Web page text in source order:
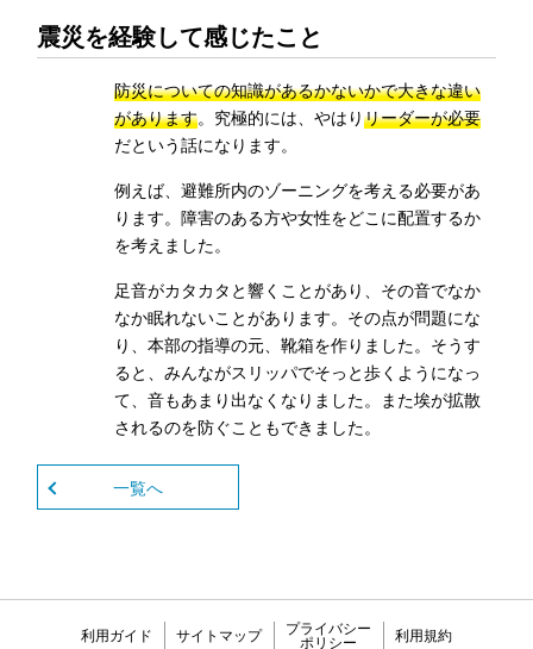
震災を経験して感じたこと
防災についての知識があるかないかで大きな違い
があります。究極的には、やはりリーダーが必要
だという話になります。
例えば、避難所内のゾーニングを考える必要があ
ります。障害のある方や女性をどこに配置するか
を考えました。
足音がカタカタと響くことがあり、その音でなか
なか眠れないことがあります。その点が問題にな
り、本部の指導の元、靴箱を作りました。そうす
ると、みんながスリッパでそっと歩くようになっ
て、音もあまり出なくなりました。また埃が拡散
されるのを防ぐこともできました。
一覧へ
利用ガイド サイトマップ プライバシー
ポリシー 利用規約